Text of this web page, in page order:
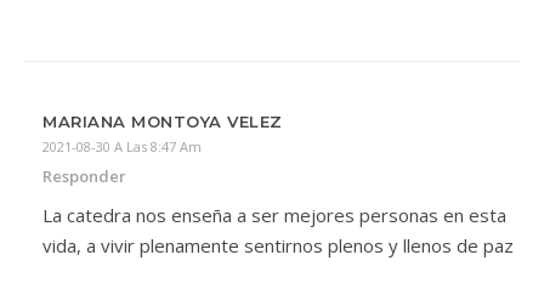
MARIANA MONTOYA VELEZ
2021-08-30 A Las 8:47 Am
Responder
La catedra nos enseña a ser mejores personas en esta
vida, a vivir plenamente sentirnos plenos y llenos de paz